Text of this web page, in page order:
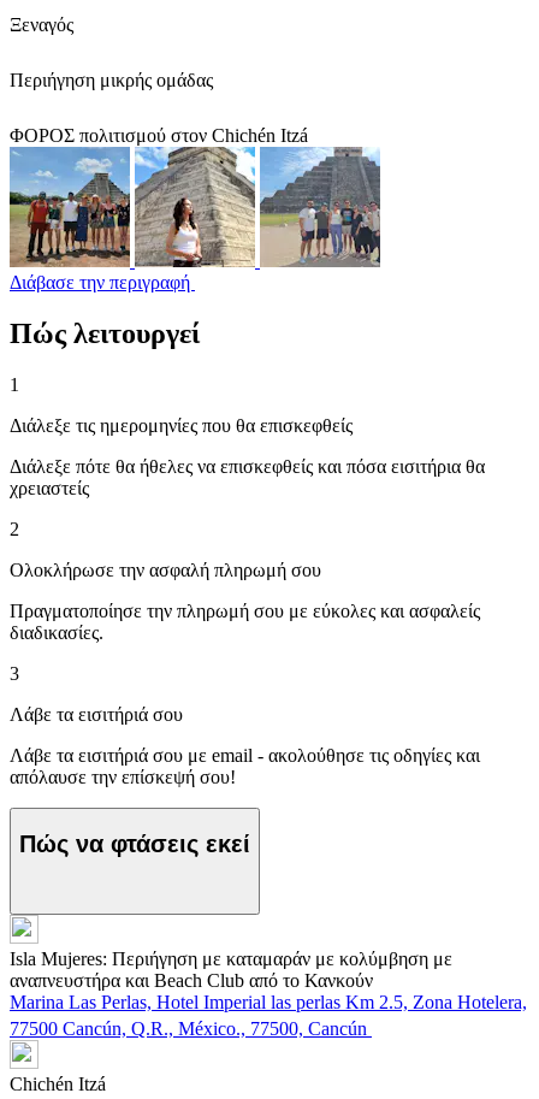
Ξεναγός
Περιήγηση μικρής ομάδας
ΦΟΡΟΣ πολιτισμού στον Chichén Itzá
Διάβασε την περιγραφή
Πώς λειτουργεί
1
Διάλεξε τις ημερομηνίες που θα επισκεφθείς
Διάλεξε πότε θα ήθελες να επισκεφθείς και πόσα εισιτήρια θα
χρειαστείς
2
Ολοκλήρωσε την ασφαλή πληρωμή σου
Πραγματοποίησε την πληρωμή σου με εύκολες και ασφαλείς
διαδικασίες.
3
Λάβε τα εισιτήριά σου
Λάβε τα εισιτήριά σου με email - ακολούθησε τις οδηγίες και
απόλαυσε την επίσκεψή σου!
Πώς να φτάσεις εκεί
Isla Mujeres: Περιήγηση με καταμαράν με κολύμβηση με
αναπνευστήρα και Beach Club από το Κανκούν
Marina Las Perlas, Hotel Imperial las perlas Km 2.5, Zona Hotelera,
77500 Cancún, Q.R., México., 77500, Cancún
Chichén Itzá